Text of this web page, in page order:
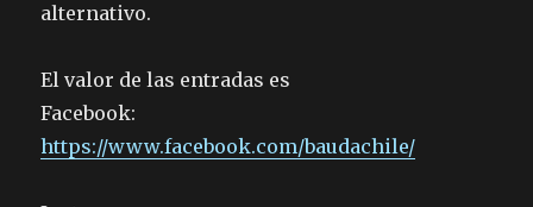
alternativo.
El valor de las entradas es
Facebook:
https://www.facebook.com/baudachile/